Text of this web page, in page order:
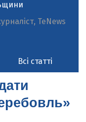
TeNews
Всі статті